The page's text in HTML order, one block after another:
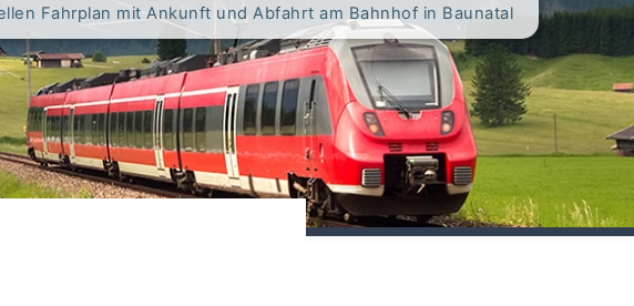
Fahrplan mit Ankunft und Abfahrt am Bahnhof in Baunatal